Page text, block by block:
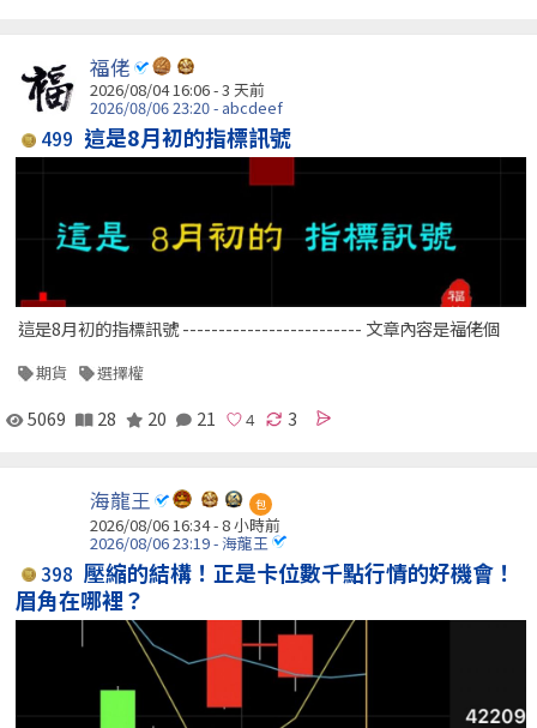
福佬
2026/08/04 16:06 - 3 天前
2026/08/06 23:20 - abcdeef
499 這是8月初的指標訊號
這是8月初的指標訊號 ------------------------- 文章內容是福佬個
期貨 選擇權
5069 28 20 21 3
海龍王 包
2026/08/06 16:34 -8 小時前
2026/08/06 23:19 - 海龍王
398 壓縮的結構！正是卡位數千點行情的好機會！
眉角在哪裡？